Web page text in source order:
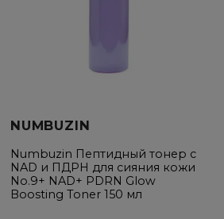
NUMBUZIN
Numbuzin Пептидный тонер с
NAD и ПДРН для сияния кожи
No.9+ NAD+ PDRN Glow
Boosting Toner 150 мл